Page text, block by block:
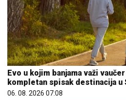
Evo u kojim banjama važi
kompletan spisak destinacija u
06. 08. 2026 07:08